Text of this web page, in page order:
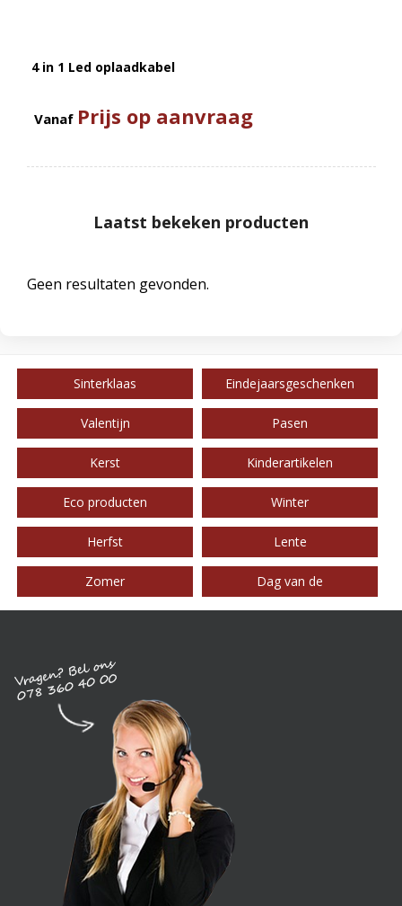
4 in 1 Led oplaadkabel
Vanaf Prijs op aanvraag
Laatst bekeken producten
Geen resultaten gevonden.
Sinterklaas Eindejaarsgeschenken
Valentijn Pasen
Kerst Kinderartikelen
Eco producten Winter
Herfst Lente
Zomer Dag van de